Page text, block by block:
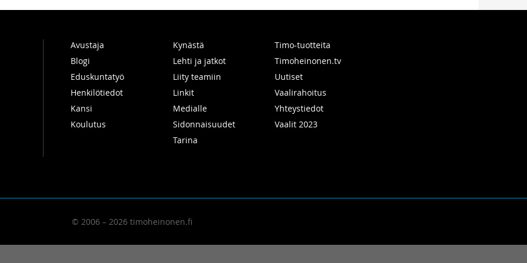
Avustaja
Blogi
Eduskuntatyö
Henkilötiedot
Kansi
Koulutus
Kynästä
Lehti ja jatkot
Liity teamiin
Linkit
Medialle
Sidonnaisuudet
Tarina
Timo-tuotteita
Timoheinonen.tv
Uutiset
Vaalirahoitus
Yhteystiedot
Vaalit 2023
© 2006 – 2026 timoheinonen.fi